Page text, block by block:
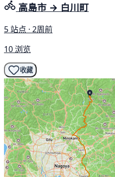
高島市 → 白川町
5 站点 · 2周前
10 浏览
收藏